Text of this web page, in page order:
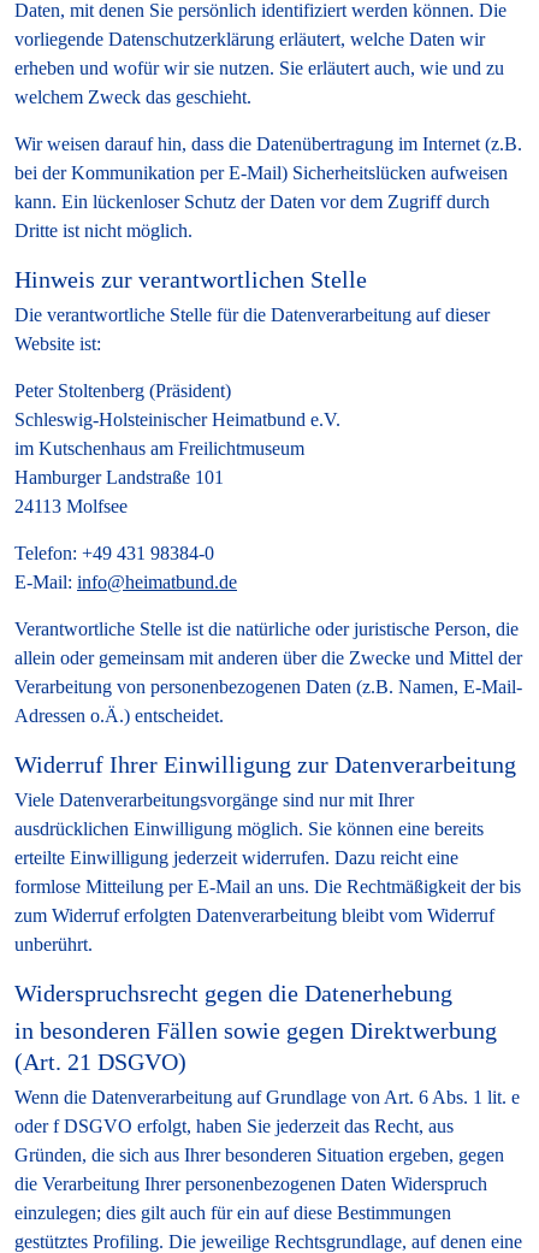
Daten, mit denen Sie persönlich identifiziert werden können. Die
vorliegende Datenschutzerklärung erläutert, welche Daten wir
erheben und wofür wir sie nutzen. Sie erläutert auch, wie und zu
welchem Zweck das geschieht.
Wir weisen darauf hin, dass die Datenübertragung im Internet (z.B.
bei der Kommunikation per E-Mail) Sicherheitslücken aufweisen
kann. Ein lückenloser Schutz der Daten vor dem Zugriff durch
Dritte ist nicht möglich.
Hinweis zur verantwortlichen Stelle
Die verantwortliche Stelle für die Datenverarbeitung auf dieser
Website ist:
Peter Stoltenberg (Präsident)
Schleswig-Holsteinischer Heimatbund e.V.
im Kutschenhaus am Freilichtmuseum
Hamburger Landstraße 101
24113 Molfsee
Telefon: +49 431 98384-0
E-Mail: info@heimatbund.de
Verantwortliche Stelle ist die natürliche oder juristische Person, die
allein oder gemeinsam mit anderen über die Zwecke und Mittel der
Verarbeitung von personenbezogenen Daten (z.B. Namen, E-Mail-
Adressen o.Ä.) entscheidet.
Widerruf Ihrer Einwilligung zur Datenverarbeitung
Viele Datenverarbeitungsvorgänge sind nur mit Ihrer
ausdrücklichen Einwilligung möglich. Sie können eine bereits
erteilte Einwilligung jederzeit widerrufen. Dazu reicht eine
formlose Mitteilung per E-Mail an uns. Die Rechtmäßigkeit der bis
zum Widerruf erfolgten Datenverarbeitung bleibt vom Widerruf
unberührt.
Widerspruchsrecht gegen die Datenerhebung
in besonderen Fällen sowie gegen Direktwerbung
(Art. 21 DSGVO)
Wenn die Datenverarbeitung auf Grundlage von Art. 6 Abs. 1 lit. e
oder f DSGVO erfolgt, haben Sie jederzeit das Recht, aus
Gründen, die sich aus Ihrer besonderen Situation ergeben, gegen
die Verarbeitung Ihrer personenbezogenen Daten Widerspruch
einzulegen; dies gilt auch für ein auf diese Bestimmungen
gestütztes Profiling. Die jeweilige Rechtsgrundlage, auf denen eine